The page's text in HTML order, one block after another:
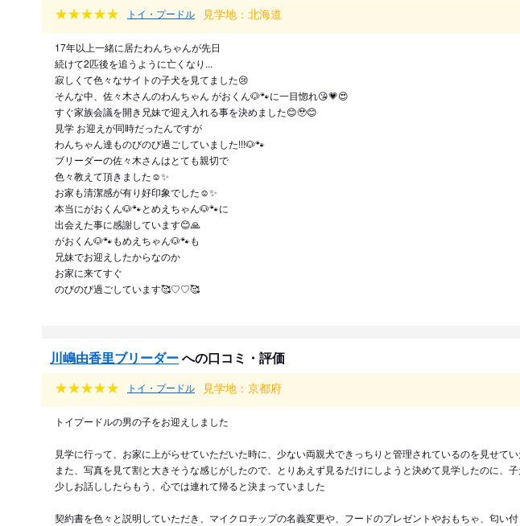
トイ・プードル 見学地：北海道
17年以上一緒に居たわんちゃんが先日
続けて2匹後を追うように亡くなり...
寂しくて色々なサイトの子犬を見てました😢
そんな中、佐々木さんのわんちゃん がおくん🐶🐾に一目惚れ😘💗😍
すぐ家族会議を開き兄妹で迎え入れる事を決めました😊🥹😊
見学 お迎えが同時だったんですが
わんちゃん達ものびのび過ごしていました!!!🐶🐾
ブリーダーの佐々木さんはとても親切で
色々教えて頂きました☺️✨️
お家も清潔感が有り好印象でした☺️✨️
本当にがおくん🐶🐾とめえちゃん🐶🐾に
出会えた事に感謝しています😊🙏
がおくん🐶🐾もめえちゃん🐶🐾も
兄妹でお迎えしたからなのか
お家に来てすぐ
のびのび過ごしています🥰♡♡🥰
川嶋由香里ブリーダーへの口コミ・評価
トイ・プードル 見学地：京都府
トイプードルの男の子をお迎えしました
見学に行って、お家に上がらせていただいた時に、少ない両親犬できっちりと管理されているのを見せて
また、写真を見て割と大きそうな感じがしたので、とりあえず見るだけにしようと決めて見学したのに、
少しお話ししたらもう、心では連れて帰ると決まっていました
契約書を色々と説明していただき、マイクロチップの名義変更や、フードのプレゼントやおもちゃ、匂い